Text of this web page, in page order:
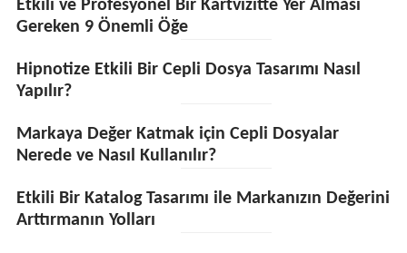
Etkili ve Profesyonel Bir Kartvizitte Yer Alması
Gereken 9 Önemli Öğe
Hipnotize Etkili Bir Cepli Dosya Tasarımı Nasıl
Yapılır?
Markaya Değer Katmak için Cepli Dosyalar
Nerede ve Nasıl Kullanılır?
Etkili Bir Katalog Tasarımı ile Markanızın Değerini
Arttırmanın Yolları